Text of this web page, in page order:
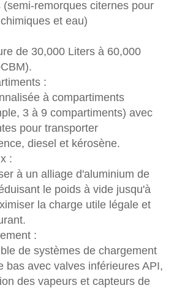
remorques citernes pour
et eau)
de 30,000 Liters à 60,000
:
à compartiments
3 à 9 compartiments) avec
pour transporter
diesel et kérosène.
:
à un alliage d'aluminium de
le poids à vide jusqu'à
la charge utile légale et
:
de systèmes de chargement
bas avec valves inférieures API,
des vapeurs et capteurs de